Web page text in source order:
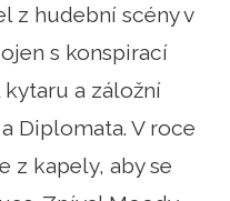
z hudební scény v
s konspirací
kytaru a záložní
Diplomata. V roce
z kapely, aby se